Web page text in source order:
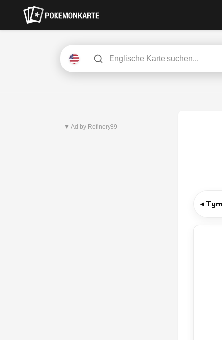
▼ Ad by Refinery89
◂